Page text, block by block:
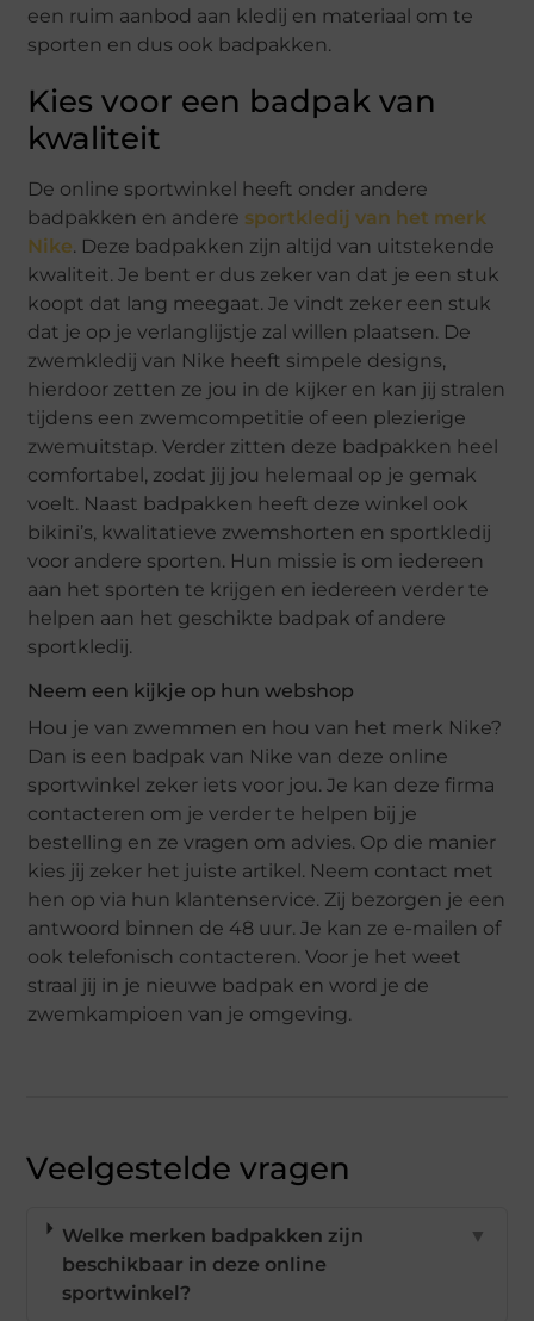
een ruim aanbod aan kledij en materiaal om te
sporten en dus ook badpakken.
Kies voor een badpak van
kwaliteit
De online sportwinkel heeft onder andere
badpakken en andere sportkledij van het merk
Nike. Deze badpakken zijn altijd van uitstekende
kwaliteit. Je bent er dus zeker van dat je een stuk
koopt dat lang meegaat. Je vindt zeker een stuk
dat je op je verlanglijstje zal willen plaatsen. De
zwemkledij van Nike heeft simpele designs,
hierdoor zetten ze jou in de kijker en kan jij stralen
tijdens een zwemcompetitie of een plezierige
zwemuitstap. Verder zitten deze badpakken heel
comfortabel, zodat jij jou helemaal op je gemak
voelt. Naast badpakken heeft deze winkel ook
bikini’s, kwalitatieve zwemshorten en sportkledij
voor andere sporten. Hun missie is om iedereen
aan het sporten te krijgen en iedereen verder te
helpen aan het geschikte badpak of andere
sportkledij.
Neem een kijkje op hun webshop
Hou je van zwemmen en hou van het merk Nike?
Dan is een badpak van Nike van deze online
sportwinkel zeker iets voor jou. Je kan deze firma
contacteren om je verder te helpen bij je
bestelling en ze vragen om advies. Op die manier
kies jij zeker het juiste artikel. Neem contact met
hen op via hun klantenservice. Zij bezorgen je een
antwoord binnen de 48 uur. Je kan ze e-mailen of
ook telefonisch contacteren. Voor je het weet
straal jij in je nieuwe badpak en word je de
zwemkampioen van je omgeving.
Veelgestelde vragen
Welke merken badpakken zijn
beschikbaar in deze online
sportwinkel?
▼